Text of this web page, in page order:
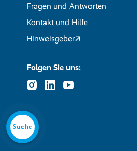
Suche
Fragen und Antworten
Kontakt und Hilfe
Hinweisgeber
Folgen Sie uns: